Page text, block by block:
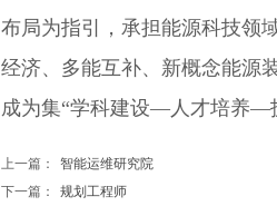
布局为指引，承担能源科技领
经济、多能互补、新概念能源
成为集“学科建设—人才培养—
上一篇：
智能运维研究院
下一篇：
规划工程师